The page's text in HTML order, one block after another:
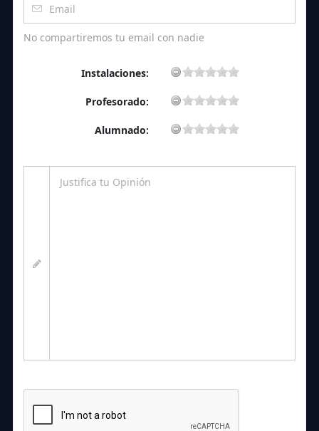
No compartiremos tu email con nadie
Instalaciones:
Profesorado:
Alumnado: